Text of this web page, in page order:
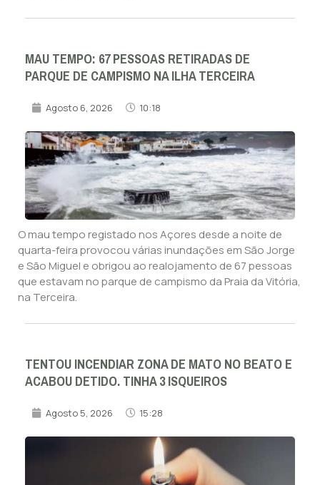
MAU TEMPO: 67 PESSOAS RETIRADAS DE
PARQUE DE CAMPISMO NA ILHA TERCEIRA
Agosto 6, 2026 10:18
O mau tempo registado nos Açores desde a noite de
quarta-feira provocou várias inundações em São Jorge
e São Miguel e obrigou ao realojamento de 67 pessoas
que estavam no parque de campismo da Praia da Vitória,
na Terceira.
TENTOU INCENDIAR ZONA DE MATO NO BEATO E
ACABOU DETIDO. TINHA 3 ISQUEIROS
Agosto 5, 2026 15:28